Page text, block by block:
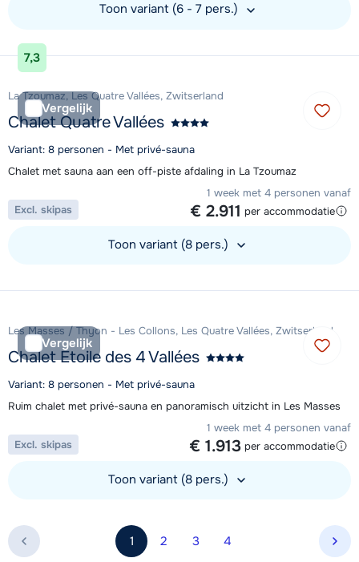
Toon variant (6 - 7 pers.)
Bekijk accommodatie
7,3
Vergelijk
La Tzoumaz, Les Quatre Vallées, Zwitserland
Chalet Quatre Vallées
Variant: 8 personen - Met privé-sauna
Chalet met sauna aan een off-piste afdaling in La Tzoumaz
1 week met 4 personen vanaf
€ 2.911 per accommodatie
Excl. skipas
Toon variant (8 pers.)
Vergelijk
Les Masses / Thyon - Les Collons, Les Quatre Vallées, Zwitserland
Chalet Etoile des 4 Vallées
Variant: 8 personen - Met privé-sauna
Ruim chalet met privé-sauna en panoramisch uitzicht in Les Masses
1 week met 4 personen vanaf
€ 1.913 per accommodatie
Excl. skipas
Toon variant (8 pers.)
1 2 3 4